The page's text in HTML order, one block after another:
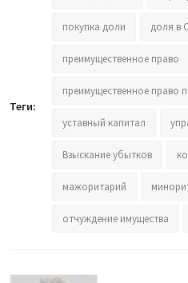
Теги:
покупка доли доля в
преимущественное право
преимущественное право
уставный капитал
Взыскание убытков
мажоритарий
отчуждение имущества